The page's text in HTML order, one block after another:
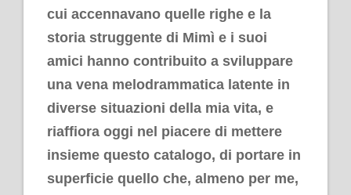
cui accennavano quelle righe e la
storia struggente di Mimì e i suoi
amici hanno contribuito a sviluppare
una vena melodrammatica latente in
diverse situazioni della mia vita, e
riaffiora oggi nel piacere di mettere
insieme questo catalogo, di portare in
superficie quello che, almeno per me,